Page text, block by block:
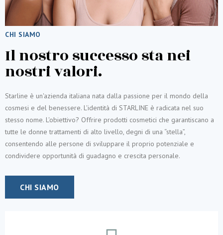
CHI SIAMO
Il nostro successo sta nei
nostri valori.
Starline è un'azienda italiana nata dalla passione per il mondo della
cosmesi e del benessere. L'identità di STARLINE è radicata nel suo
stesso nome. L'obiettivo? Offrire prodotti cosmetici che garantiscano a
tutte le donne trattamenti di alto livello, degni di una “stella”,
consentendo alle persone di sviluppare il proprio potenziale e
condividere opportunità di guadagno e crescita personale.
CHI SIAMO